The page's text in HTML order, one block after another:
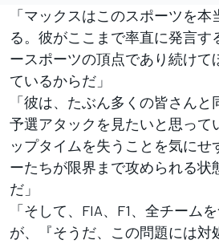
「マックスはこのスポーツを
る。彼がここまで率直に発言す
ースポーツの頂点であり続けて
ているからだ」
「彼は、たぶん多くの皆さん
予選アタックを見たいと思って
ップタイムを失うことを気にせ
ーたちが限界まで攻められる状
だ」
「そして、FIA、F1、全チーム
が、『そうだ、この問題には対